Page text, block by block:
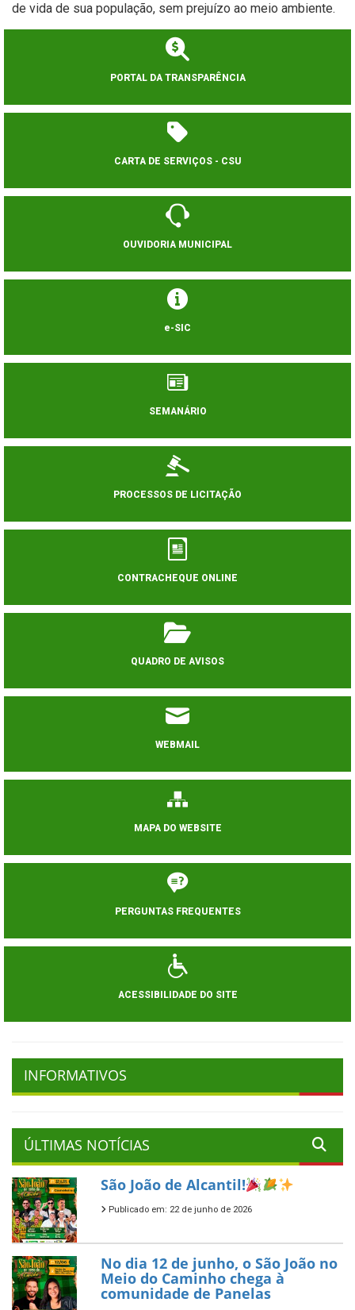
de vida de sua população, sem prejuízo ao meio ambiente.
PORTAL DA TRANSPARÊNCIA
CARTA DE SERVIÇOS - CSU
OUVIDORIA MUNICIPAL
e-SIC
SEMANÁRIO
PROCESSOS DE LICITAÇÃO
CONTRACHEQUE ONLINE
QUADRO DE AVISOS
WEBMAIL
MAPA DO WEBSITE
PERGUNTAS FREQUENTES
ACESSIBILIDADE DO SITE
INFORMATIVOS
ÚLTIMAS NOTÍCIAS
São João de Alcantil!
Publicado em: 22 de junho de 2026
No dia 12 de junho, o São João no
Meio do Caminho chega à
comunidade de Panelas